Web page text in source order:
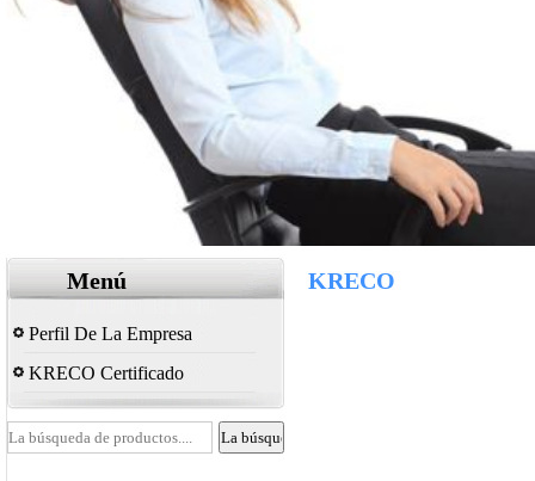
Menú
Perfil De La Empresa
KRECO Certificado
KRECO